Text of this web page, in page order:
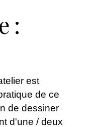
:
est
de ce
de dessiner
d'une / deux